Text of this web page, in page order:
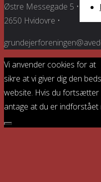
Østre Messegade 5 •
2650 Hvidovre •
Vi anvender cookies for at
sikre at vi giver dig den
website. Hvis du fortsætter
antage at du er indforstået